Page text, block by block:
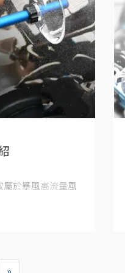
屬於暴風高流量風